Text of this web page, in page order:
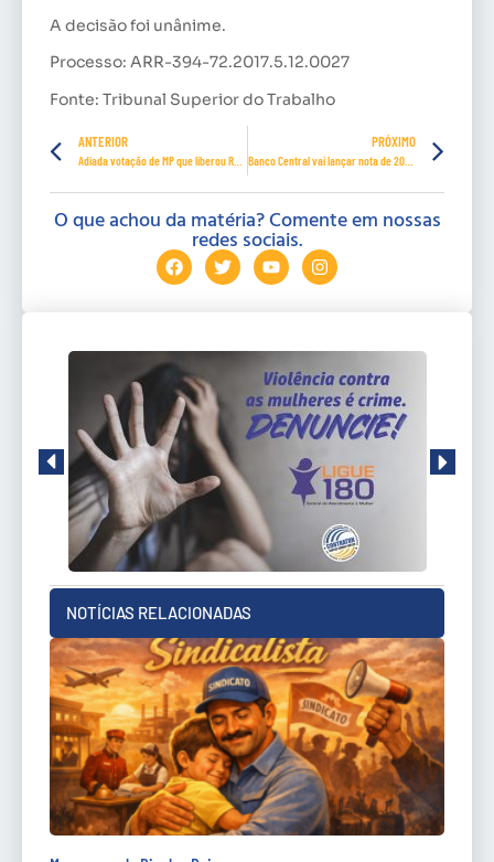
A decisão foi unânime.
Processo: ARR-394-72.2017.5.12.0027
Fonte: Tribunal Superior do Trabalho
ANTERIOR PRÓXIMO
Banco Central vai lançar nota de 200 reais
O que achou da matéria? Comente em nossas
redes sociais.
NOTÍCIAS RELACIONADAS